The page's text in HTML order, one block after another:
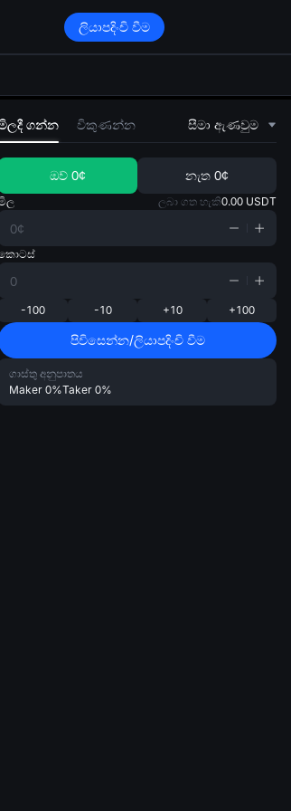
ලියාපදිංචි වීම
ගන්න විකුණන්න සීමා ඇණවුම
ඔව් 0¢ නැත 0¢
ලබා ගත හැකි0.00 USDT
-100 -10 +10 +100
පිවිසෙන්න/ලියාපදිංචි වීම
ගාස්තු අනුපාතය
Maker 0%Taker 0%